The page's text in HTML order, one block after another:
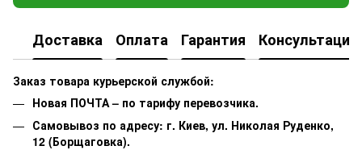
Доставка Оплата Гарантия Консультация
Заказ товара курьерской службой:
Новая ПОЧТА – по тарифу перевозчика.
Самовывоз по адресу: г. Киев, ул. Николая Руденко,
12 (Борщаговка).